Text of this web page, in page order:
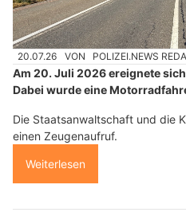
20.07.26 VON POLIZEI.NEWS
Am 20. Juli 2026 ereignete
Dabei wurde eine
Die Staatsanwaltschaft und die
einen Zeugenaufruf.
Weiterlesen